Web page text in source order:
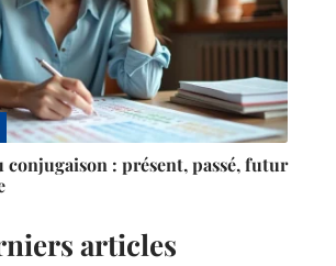
conjugaison : présent, passé, futur
articles